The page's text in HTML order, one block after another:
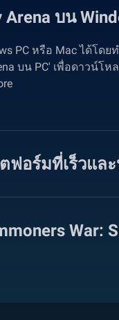
บน
PC หรือ Mac ได้โด
บน PC' เพื่อดาวน์โห
ฟอร์มที่เร็วแล
War: